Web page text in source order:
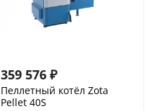
359 576 ₽
Пеллетный котёл Zota
Pellet 40S